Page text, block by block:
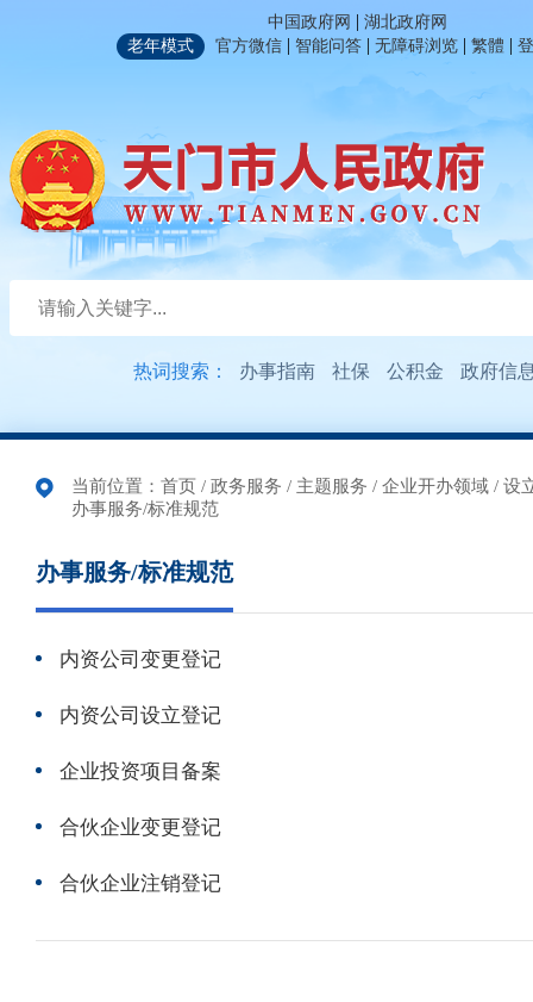
中国政府网 | 湖北政府网
老年模式
官方微信 | 智能问答 | 无障碍浏览 | 繁體 |
热词搜索： 办事指南 社保 公积金 政府信
当前位置： 首页 / 政务服务 / 主题服务 / 企业开办领域 / 设
办事服务/标准规范
办事服务/标准规范
内资公司变更登记
内资公司设立登记
企业投资项目备案
合伙企业变更登记
合伙企业注销登记